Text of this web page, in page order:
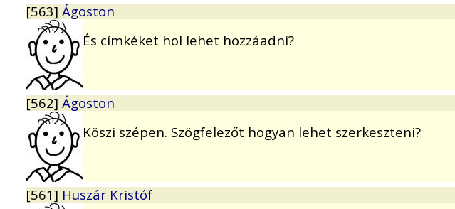
[563] Ágoston
És címkéket hol lehet hozzáadni?
[562] Ágoston
Köszi szépen. Szögfelezőt hogyan lehet szerkeszteni?
[561] Huszár Kristóf